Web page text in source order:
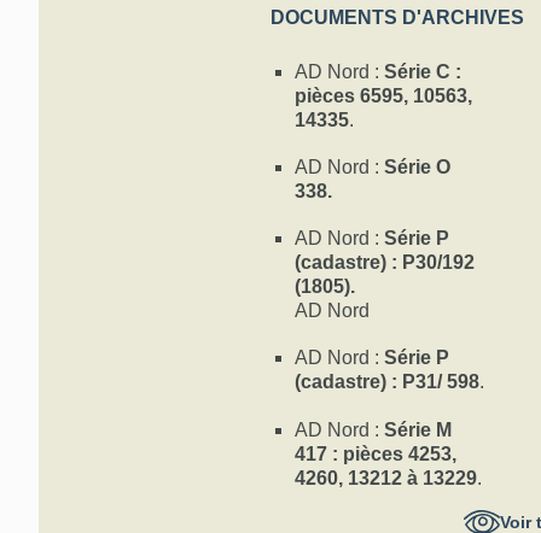
DOCUMENTS D'ARCHIVES
AD Nord : Série C :
pièces 6595, 10563,
14335.
AD Nord : Série O
338.
AD Nord : Série P
(cadastre) : P30/192
(1805).
AD Nord
AD Nord : Série P
(cadastre) : P31/ 598.
AD Nord : Série M
417 : pièces 4253,
4260, 13212 à 13229.
Voir